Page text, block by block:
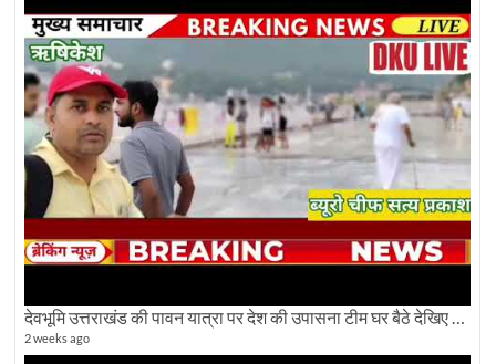
देवभूमि उत्तराखंड की पावन यात्रा पर देश की उपासना टीम घर बैठे देखिए अलौकिक दृश्य
2 weeks ago